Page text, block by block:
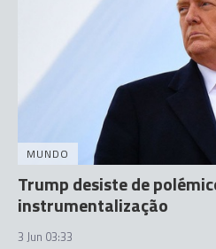
MUNDO
Trump desiste de
instrumentalização
3 Jun 03:33